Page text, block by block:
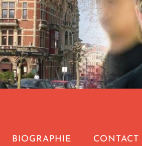
BIOGRAPHIE CONTACT